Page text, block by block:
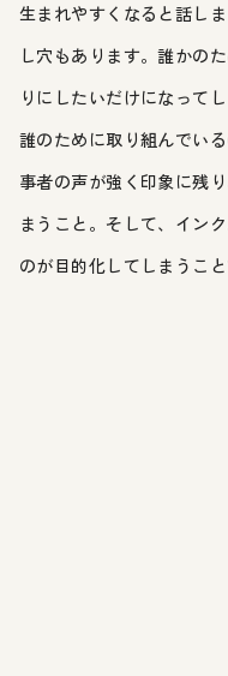
生まれやすくなると話し
し穴もあります。誰かの
りにしたいだけになって
誰のために取り組んでい
事者の声が強く印象に残
まうこと。そして、イン
のが目的化してしまうこと